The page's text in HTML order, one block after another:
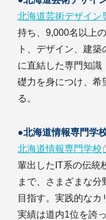
北海道芸術デザイン
持ち、9,000名以上
ト、デザイン、建
に直結した専門知識
礎力を身につけ、希
る。
●北海道情報専門学
北海道情報専門学校
輩出したIT系の伝統
まで、さまざまな
目指す。実践的な
実績は道内1位を誇っ